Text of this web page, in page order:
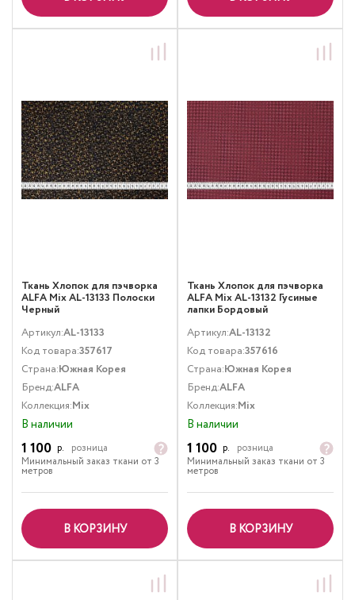
Ткань Хлопок для пэчворка
ALFA Mix AL-13133 Полоски
Черный
Артикул:AL-13133
Код товара:357617
Страна:Южная Корея
Бренд:ALFA
Коллекция:Mix
В наличии
1 100 р.
розница
Минимальный заказ ткани от 3
метров
В КОРЗИНУ
Ткань Хлопок для пэчворка
ALFA Mix AL-13132 Гусиные
лапки Бордовый
Артикул:AL-13132
Код товара:357616
Страна:Южная Корея
Бренд:ALFA
Коллекция:Mix
В наличии
1 100 р.
розница
Минимальный заказ ткани от 3
метров
В КОРЗИНУ